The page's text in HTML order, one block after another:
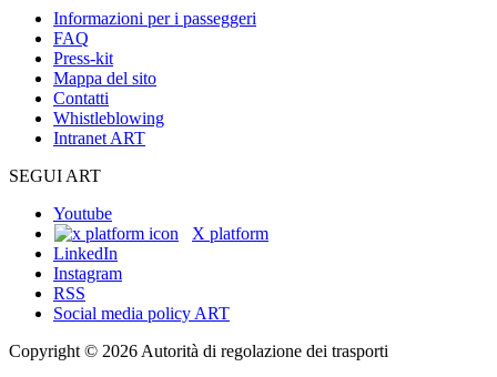
Informazioni per i passeggeri
FAQ
Press-kit
Mappa del sito
Contatti
Whistleblowing
Intranet ART
SEGUI ART
Youtube
X platform
LinkedIn
Instagram
RSS
Social media policy ART
Copyright © 2026 Autorità di regolazione dei trasporti